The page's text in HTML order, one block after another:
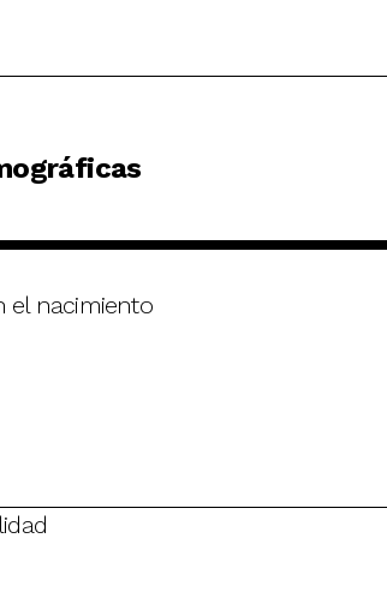
el nacimiento